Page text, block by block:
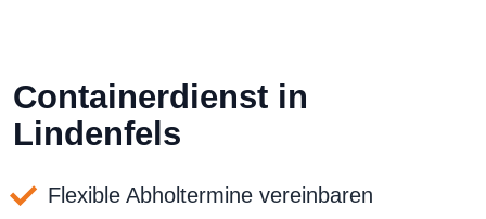
Containerdienst in
Lindenfels
Flexible Abholtermine vereinbaren